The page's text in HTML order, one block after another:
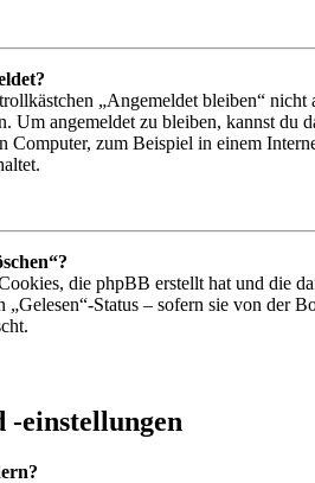
„Angemeldet bleiben“
Um angemeldet zu bleiben, kannst du
Computer, zum Beispiel in einem
die phpBB erstellt hat und die
„Gelesen“-Status – sofern sie von
-einstellungen